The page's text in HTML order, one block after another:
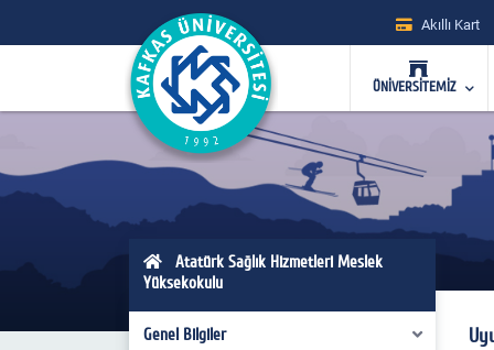
Akıllı Kart
ÜNİVERSİTEMİZ
Atatürk Sağlık Hizmetleri Meslek
Yüksekokulu
Genel Bilgiler